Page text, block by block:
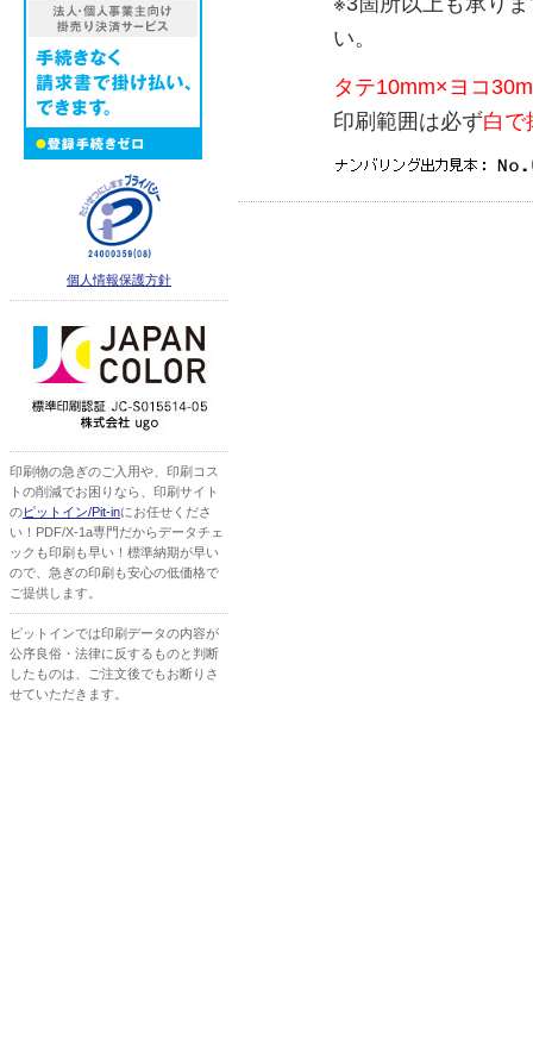
個人情報保護方針
印刷物の急ぎのご入用や、印刷コス
トの削減でお困りなら、印刷サイト
のピットイン/Pit-inにお任せくださ
い！PDF/X-1a専門だからデータチェ
ックも印刷も早い！標準納期が早い
ので、急ぎの印刷も安心の低価格で
ご提供します。
ピットインでは印刷データの内容が
公序良俗・法律に反するものと判断
したものは、ご注文後でもお断りさ
せていただきます。
い。
タテ10mm×ヨコ
印刷範囲は必ず白で